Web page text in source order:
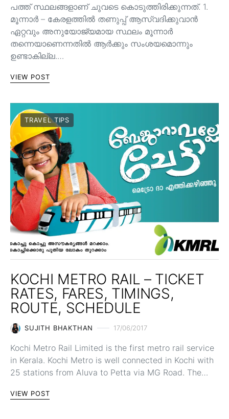
പത്ത് സ്ഥലങ്ങളാണ് ചുവടെ കൊടുത്തിരിക്കുന്നത്. 1.
മൂന്നാർ – കേരളത്തിൽ തണുപ്പ് ആസ്വദിക്കുവാൻ
ഏറ്റവും അനുയോജ്യമായ സ്ഥലം മൂന്നാർ
തന്നെയാണെന്നതിൽ ആർക്കും സംശയമൊന്നും
ഉണ്ടാകില്ല.…
VIEW POST
TRAVEL TIPS
KOCHI METRO RAIL – TICKET
RATES, FARES, TIMINGS,
ROUTE, SCHEDULE
SUJITH BHAKTHAN 17/06/2017
Kochi Metro Rail Limited is the first metro rail service
in Kerala. Kochi Metro is well connected in Kochi with
25 stations from Aluva to Petta via MG Road. The…
VIEW POST